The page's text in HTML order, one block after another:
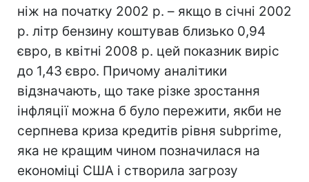
ніж на початку 2002 р. – якщо в січні 2002
р. літр бензину коштував близько 0,94
євро, в квітні 2008 р. цей показник виріс
до 1,43 євро. Причому аналітики
відзначають, що таке різке зростання
інфляції можна б було пережити, якби не
серпнева криза кредитів рівня subprime,
яка не кращим чином позначилася на
економіці США і створила загрозу